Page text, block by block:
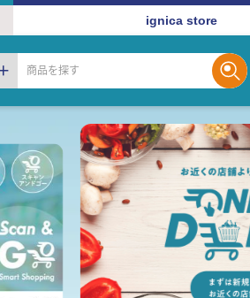
ignica store